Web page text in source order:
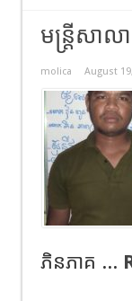
មន្ត្រីសា
molica August
ភិនភាគ ...